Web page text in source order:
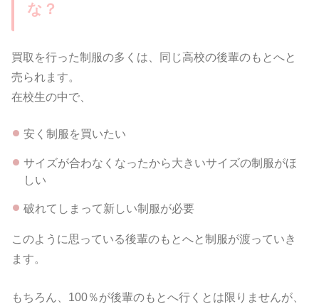
な？
買取を行った制服の多くは、同じ高校の後輩のもとへと
売られます。
在校生の中で、
安く制服を買いたい
サイズが合わなくなったから大きいサイズの制服がほ
しい
破れてしまって新しい制服が必要
このように思っている後輩のもとへと制服が渡っていき
ます。
もちろん、100％が後輩のもとへ行くとは限りませんが、